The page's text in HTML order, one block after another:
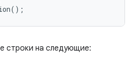
();
строки на следующие: